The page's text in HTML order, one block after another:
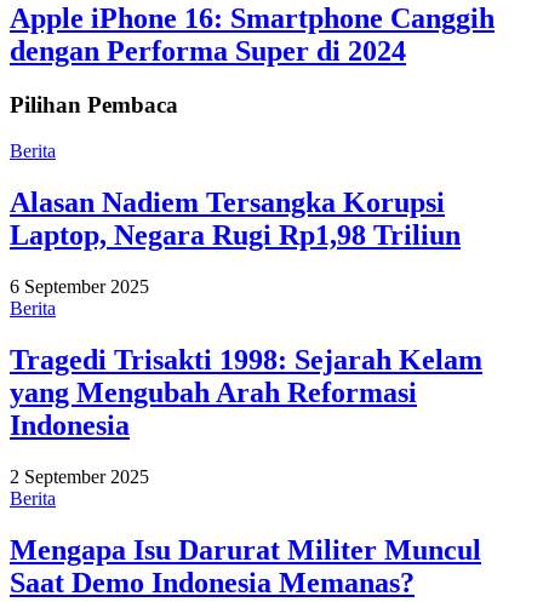
Apple iPhone 16: Smartphone Canggih
dengan Performa Super di 2024
Pilihan Pembaca
Berita
Alasan Nadiem Tersangka Korupsi
Laptop, Negara Rugi Rp1,98 Triliun
6 September 2025
Berita
Tragedi Trisakti 1998: Sejarah Kelam
yang Mengubah Arah Reformasi
Indonesia
2 September 2025
Berita
Mengapa Isu Darurat Militer Muncul
Saat Demo Indonesia Memanas?